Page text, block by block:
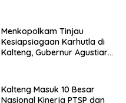
Menkopolkam Tinjau
Kesiapsiagaan Karhutla di
Kalteng, Gubernur Agustiar
Kalteng Masuk 10 Besar
Nasional Kinerja PTSP dan